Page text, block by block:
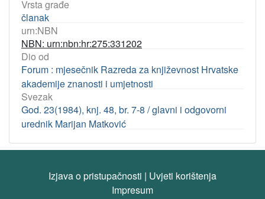
Vrsta građe
članak
urn:NBN
NBN: urn:nbn:hr:275:331202
Dio od
Forum : mjesečnik Razreda za književnost Hrvatske
akademije znanosti i umjetnosti
Svezak
God. 23(1984), knj. 48, br. 7-8 / glavni i odgovorni
urednik Marijan Matković
Izjava o pristupačnosti | Uvjeti korištenja
Impresum